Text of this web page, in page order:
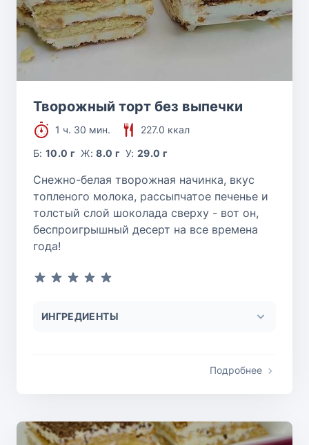
Творожный торт без выпечки
1 ч. 30 мин.
227.0 ккал
Б:10.0 г Ж:8.0 г У:29.0 г
Снежно-белая творожная начинка, вкус
топленого молока, рассыпчатое печенье и
толстый слой шоколада сверху - вот он,
беспроигрышный десерт на все времена
года!
ИНГРЕДИЕНТЫ
Подробнее